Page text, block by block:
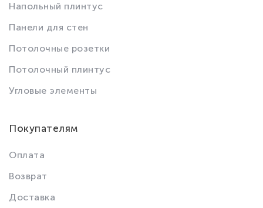
Напольный плинтус
Панели для стен
Потолочные розетки
Потолочный плинтус
Угловые элементы
Покупателям
Оплата
Возврат
Доставка